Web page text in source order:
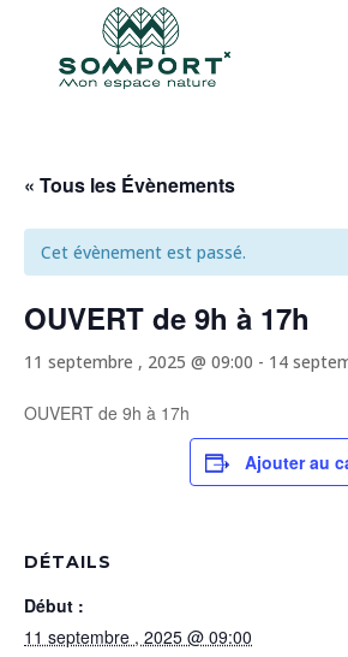
Skip to content
« Tous les Évènements
Cet évènement est passé.
OUVERT de 9h à 17h
11 septembre , 2025 @ 09:00 - 14
OUVERT de 9h à 17h
Ajouter au
DÉTAILS
Début :
11 septembre , 2025 @ 09:00